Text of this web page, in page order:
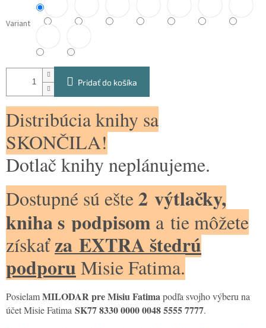
Variant
Pridať do košíka
Distribúcia knihy sa
SKONČILA!
Dotlač knihy neplánujeme.
Dostupné sú ešte2 výtlačky,
kniha s podpisom a tie môžete
získaťza EXTRA štedrú
podporu Misie Fatima.
PosielamMILODAR pre Misiu Fatimapodľa svojho výberu na
účet Misie Fatima SK77 8330 0000 0048 5555 7777.